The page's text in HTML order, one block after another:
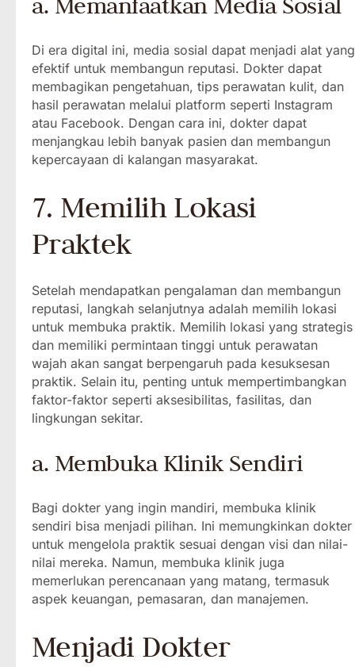
Di era digital ini, media sosial dapat menjadi alat yang
efektif untuk membangun reputasi. Dokter dapat
membagikan pengetahuan, tips perawatan kulit, dan
hasil perawatan melalui platform seperti Instagram
atau Facebook. Dengan cara ini, dokter dapat
menjangkau lebih banyak pasien dan membangun
kepercayaan di kalangan masyarakat.
7. Memilih Lokasi
Praktek
Setelah mendapatkan pengalaman dan membangun
reputasi, langkah selanjutnya adalah memilih lokasi
untuk membuka praktik. Memilih lokasi yang strategis
dan memiliki permintaan tinggi untuk perawatan
wajah akan sangat berpengaruh pada kesuksesan
praktik. Selain itu, penting untuk mempertimbangkan
faktor-faktor seperti aksesibilitas, fasilitas, dan
lingkungan sekitar.
a. Membuka Klinik Sendiri
Bagi dokter yang ingin mandiri, membuka klinik
sendiri bisa menjadi pilihan. Ini memungkinkan dokter
untuk mengelola praktik sesuai dengan visi dan nilai-
nilai mereka. Namun, membuka klinik juga
memerlukan perencanaan yang matang, termasuk
aspek keuangan, pemasaran, dan manajemen.
Menjadi Dokter